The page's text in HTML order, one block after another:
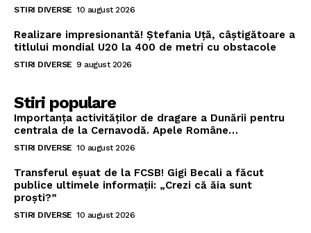
STIRI DIVERSE 10 august 2026
Realizare impresionantă! Ștefania Uță, câștigătoare a
titlului mondial U20 la 400 de metri cu obstacole
STIRI DIVERSE 9 august 2026
Stiri populare
Importanța activităților de dragare a Dunării pentru
centrala de la Cernavodă. Apele Române…
STIRI DIVERSE 10 august 2026
Transferul eșuat de la FCSB! Gigi Becali a făcut
publice ultimele informații: „Crezi că ăia sunt
proști?”
STIRI DIVERSE 10 august 2026